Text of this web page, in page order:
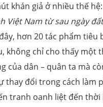
khán giả ở nhiều thế hệ:
Việt Nam từ sau ngày
hơn 20 tác phẩm tiêu
không chỉ cho thấy một
của dân – quân ta mà
thay đổi trong cách làm
tranh oanh liệt đến thời